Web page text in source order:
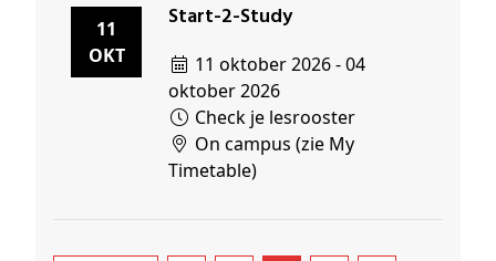
11
OKT
Start-2-Study
11 oktober 2026 - 04
oktober 2026
Check je lesrooster
On campus (zie My
Timetable)